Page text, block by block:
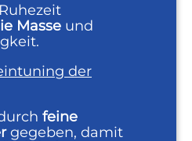
Masse und
der
feine
gegeben, damit